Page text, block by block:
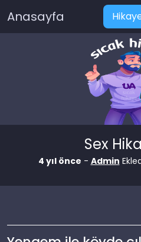
Anasayfa
Sex
4 yıl önce - Admin